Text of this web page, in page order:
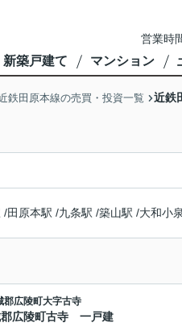
営業時
新築戸建て マンション
鉄田原本線の売買・投資一覧 近鉄
/田原本駅 /九条駅 /築山駅 /大和小
郡広陵町大字古寺
郡広陵町古寺 一戸建